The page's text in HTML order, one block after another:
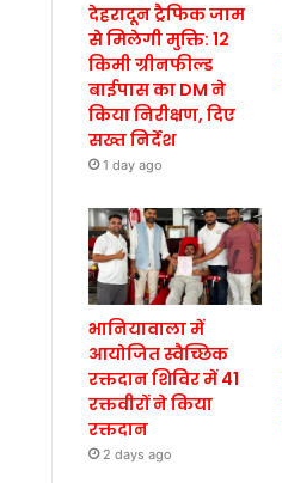
देहरादून ट्रैफिक जाम
से मिलेगी मुक्ति: 12
किमी ग्रीनफील्ड
बाईपास का DM ने
किया निरीक्षण, दिए
सख्त निर्देश
1 day ago
भानियावाला में
आयोजित स्वैच्छिक
रक्तदान शिविर में 41
रक्तवीरों ने किया
रक्तदान
2 days ago